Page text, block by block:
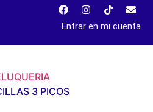
Entrar en mi cuenta
3 PICOS